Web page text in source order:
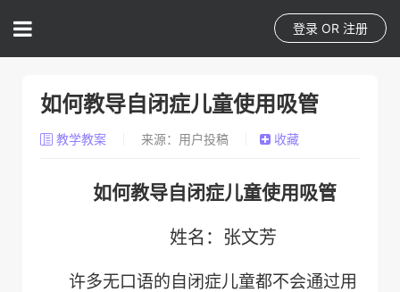
登录 OR 注册
如何教导自闭症儿童使用吸管
教学教案 来源：用户投稿 收藏
如何教导自闭症儿童使用吸管
姓名：张文芳
许多无口语的自闭症儿童都不会通过用